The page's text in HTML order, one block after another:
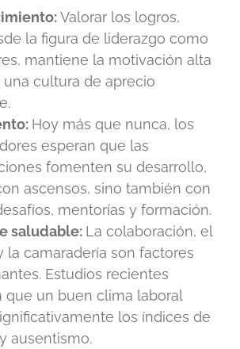
Valorar los logros,
la figura de liderazgo como
mantiene la motivación alta
cultura de aprecio
Hoy más que nunca, los
esperan que las
fomenten su desarrollo,
ascensos, sino también con
mentorías y formación.
saludable: La colaboración, el
la camaradería son factores
Estudios recientes
que un buen clima laboral
los índices de
ausentismo.